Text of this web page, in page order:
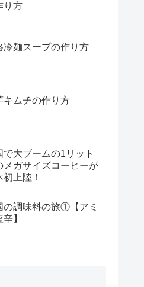
り方
冷麺スープの作り方
キムチの作り方
で大ブームの1リット
メガサイズコーヒーが
初上陸！
の調味料の旅①【アミ
辛】